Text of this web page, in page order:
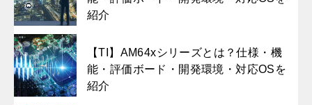
紹介
【TI】AM64xシリーズとは？仕様・機
能・評価ボード・開発環境・対応OSを
紹介